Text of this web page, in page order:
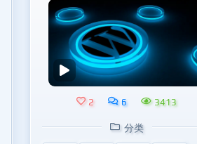
2 6 3413
分类